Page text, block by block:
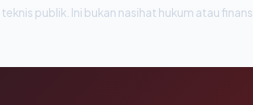
publik. Ini bukan nasihat hukum atau